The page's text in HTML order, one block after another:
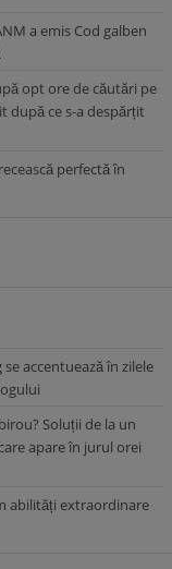
a emis Cod galben
opt ore de căutări pe
după ce s-a despărțit
perfectă în
accentuează în zilele
Soluții de la un
apare în jurul orei
abilități extraordinare